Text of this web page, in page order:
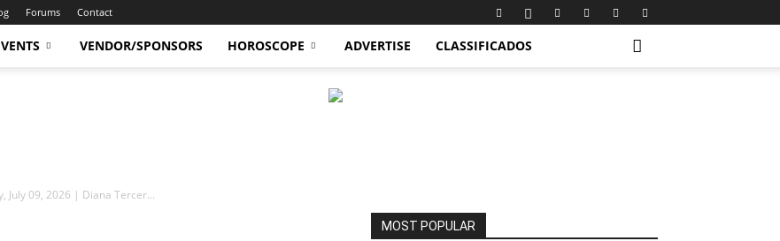
Forums Contact
VENDOR/SPONSORS HOROSCOPE ADVERTISE CLASSIFICADOS
July 09, 2026 | Diana Tercer...
MOST POPULAR